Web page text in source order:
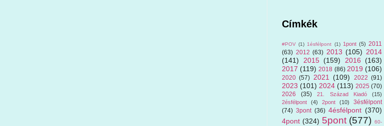
Címkék
#POV (1) 1ésfélpont (1) 1pont (5) 2011
(63) 2012 (63) 2013 (105) 2014
(141)
2015 (159) 2016
(163)
2017 (119) 2018 (86) 2019 (106)
2020 (57) 2021 (109) 2022 (91)
2023 (101) 2024 (113) 2025 (70)
2026
(35) 21. Század Kiadó
(15)
2ésfélpont
(4) 2pont (10)
3ésfélpont
(74) 3pont (36) 4ésfélpont (370)
4pont (324) 5pont (577) 60-